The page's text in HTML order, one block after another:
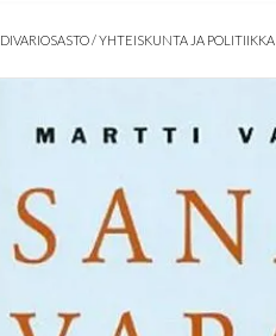
DIVARIOSASTO/YHTEISKUNTA JA POLITIIKKA